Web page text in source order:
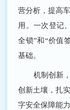
营分析，提高
用。一次登记
全锁”和“价值
基础。
机制创新
创新土壤，扎
字安全保障能